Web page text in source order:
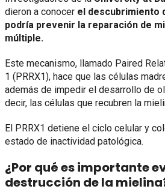
dieron a conocer el descubrimiento
podría prevenir la reparación de
múltiple.
Este mecanismo, llamado Paired
1 (PRRX1), hace que las células
además de impedir el desarrollo de
decir, las células que recubren la
El PRRX1 detiene el ciclo celular y
estado de inactividad patológica.
¿Por qué es importante
destrucción de la